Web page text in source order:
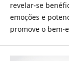
revelar-se
emoções e
promove o bem-